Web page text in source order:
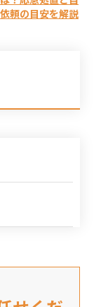
頼の目安を解説